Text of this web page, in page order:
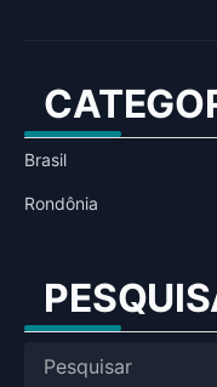
Brasil
Rondônia